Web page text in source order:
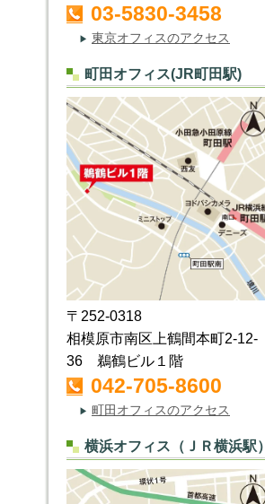
03-5830-3458
▶ 東京オフィスのアクセス
町田オフィス(JR町田駅)
〒252-0318
相模原市南区上鶴間本町2-12-
36 鵜鶴ビル１階
042-705-8600
▶ 町田オフィスのアクセス
横浜オフィス（ＪＲ横浜駅）